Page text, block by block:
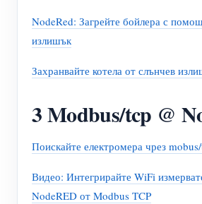
NodeRed: Загрейте бойлера с
излишък
Захранвайте котела от слънчев
3 Modbus/tcp @
Поискайте електромера чрез
Видео: Интегрирайте WiFi
NodeRED от Modbus TCP